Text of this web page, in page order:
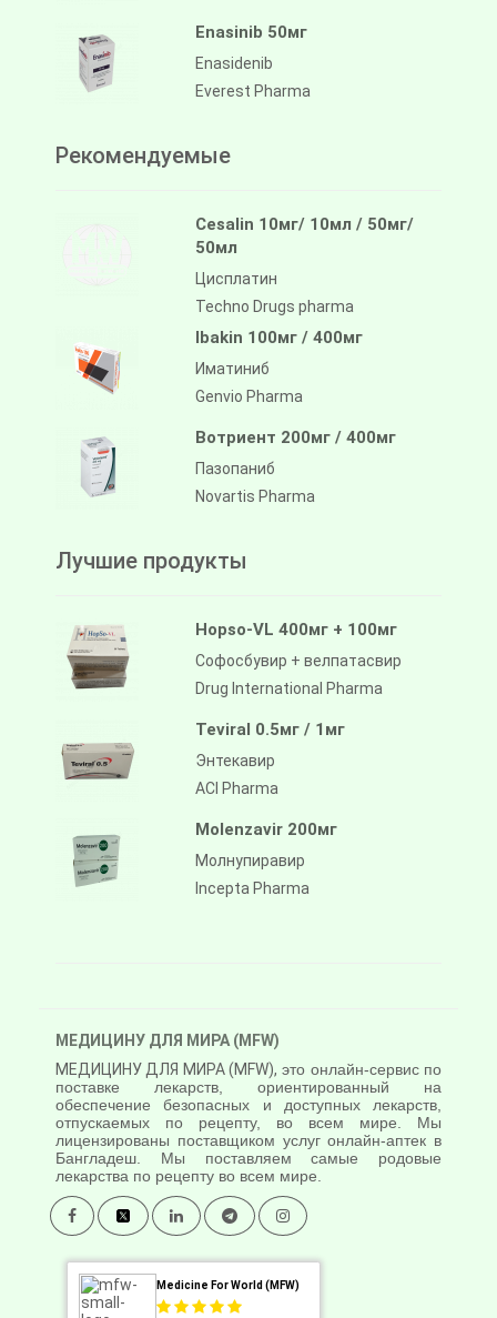
Enasinib 50мг
Enasidenib
Everest Pharma
Рекомендуемые
Cesalin 10мг/ 10мл / 50мг/
50мл
Цисплатин
Techno Drugs pharma
Ibakin 100мг / 400мг
Иматиниб
Genvio Pharma
Вотриент 200мг / 400мг
Пазопаниб
Novartis Pharma
Лучшие продукты
Hopso-VL 400мг + 100мг
Софосбувир + велпатасвир
Drug International Pharma
Teviral 0.5мг / 1мг
Энтекавир
ACI Pharma
Molenzavir 200мг
Молнупиравир
Incepta Pharma
МЕДИЦИНУ ДЛЯ МИРА (MFW)
МЕДИЦИНУ ДЛЯ МИРА (MFW), это онлайн-сервис по
поставке лекарств, ориентированный на
обеспечение безопасных и доступных лекарств,
отпускаемых по рецепту, во всем мире. Мы
лицензированы поставщиком услуг онлайн-аптек в
Бангладеш. Мы поставляем самые родовые
лекарства по рецепту во всем мире.
Medicine For World (MFW)